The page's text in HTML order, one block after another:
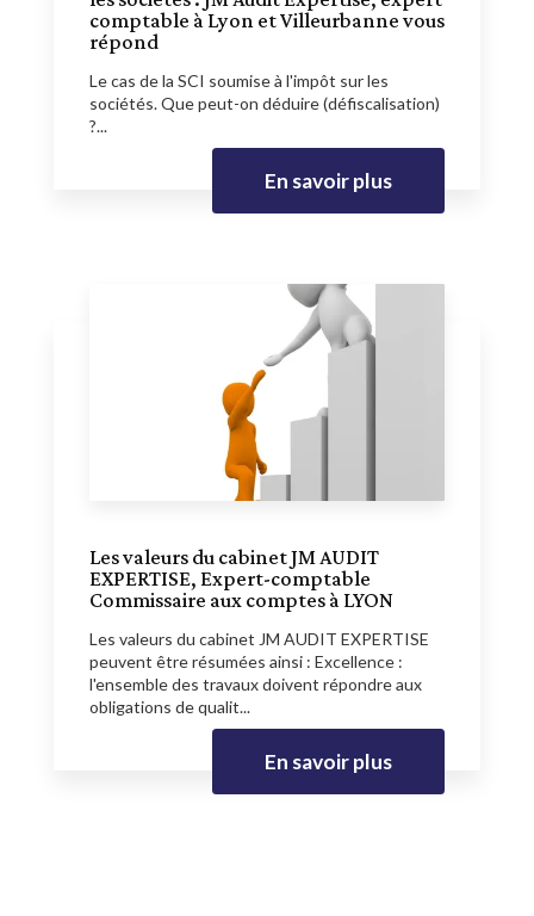
comptable à Lyon et Villeurbanne vous
répond
Le cas de la SCI soumise à l'impôt sur les
sociétés. Que peut-on déduire (défiscalisation)
?...
En savoir plus
Les valeurs du cabinet JM AUDIT
EXPERTISE, Expert-comptable
Commissaire aux comptes à LYON
Les valeurs du cabinet JM AUDIT EXPERTISE
peuvent être résumées ainsi : Excellence :
l'ensemble des travaux doivent répondre aux
obligations de qualit...
En savoir plus